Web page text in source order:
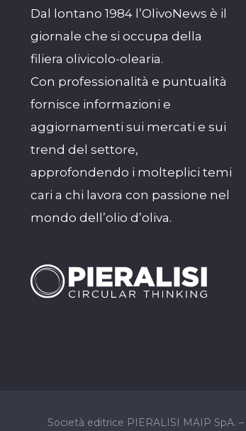
Dal lontano 1984 l’OlivoNews è il
giornale che si occupa della
filiera olivicolo-olearia.
Con professionalità e puntualità
fornisce informazioni e
aggiornamenti sui mercati e sui
trend del settore,
approfondendo i molteplici temi
cari a chi lavora con passione nel
mondo dell’olio d’oliva.
Società editrice PIERALISI MAIP SpA.